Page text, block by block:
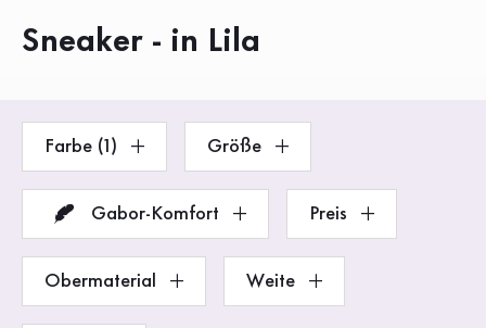
Sneaker - in Lila
Farbe (1) Größe
Gabor-Komfort Preis
Obermaterial Weite